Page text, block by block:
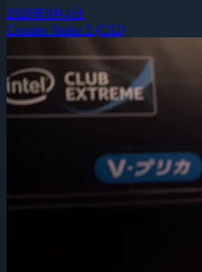
2026年8月4日
Counter-Strike 2 (CS2)